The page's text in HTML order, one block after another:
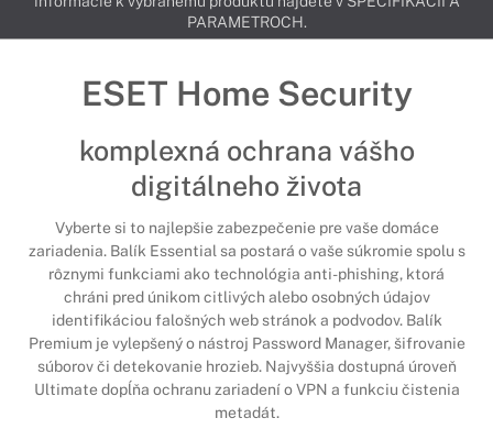
PARAMETROCH.
ESET Home Security
komplexná ochrana vášho
digitálneho života
Vyberte si to najlepšie zabezpečenie pre vaše domáce
zariadenia. Balík Essential sa postará o vaše súkromie spolu s
rôznymi funkciami ako technológia anti-phishing, ktorá
chráni pred únikom citlivých alebo osobných údajov
identifikáciou falošných web stránok a podvodov. Balík
Premium je vylepšený o nástroj Password Manager, šifrovanie
súborov či detekovanie hrozieb. Najvyššia dostupná úroveň
Ultimate dopĺňa ochranu zariadení o VPN a funkciu čistenia
metadát.